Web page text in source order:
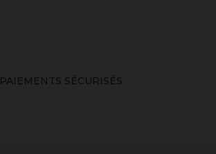
PAIEMENTS SÉCURISÉS